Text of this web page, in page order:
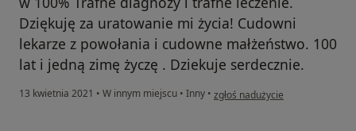
Dziękuję za uratowanie mi życia! Cudowni
lekarze z powołania i cudowne małżeństwo. 100
lat i jedną zimę życzę . Dziekuje serdecznie.
13 kwietnia 2021 • W innym miejscu • Inny • w opinii użytkownika Tomasz
zgłoś nadużycie